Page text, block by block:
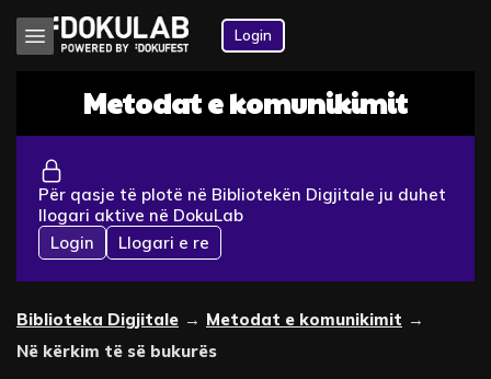
Login
Metodat e komunikimit
Për qasje të plotë në Bibliotekën Digjitale ju duhet
llogari aktive në DokuLab
Login
Llogari e re
Biblioteka Digjitale → Metodat e komunikimit →
Në kërkim të së bukurës